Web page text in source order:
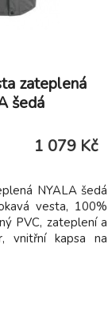
zateplená
šedá
1 079 Kč
NYALA šedá
vesta, 100%
PVC, zateplení a
vnitřní kapsa na